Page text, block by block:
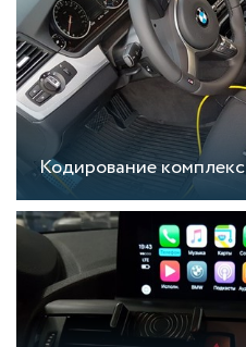
Кодирование комплекс